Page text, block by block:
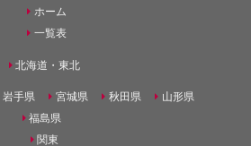
ホーム
一覧表
北海道・東北
岩手県 宮城県 秋田県
山形県
福島県
関東